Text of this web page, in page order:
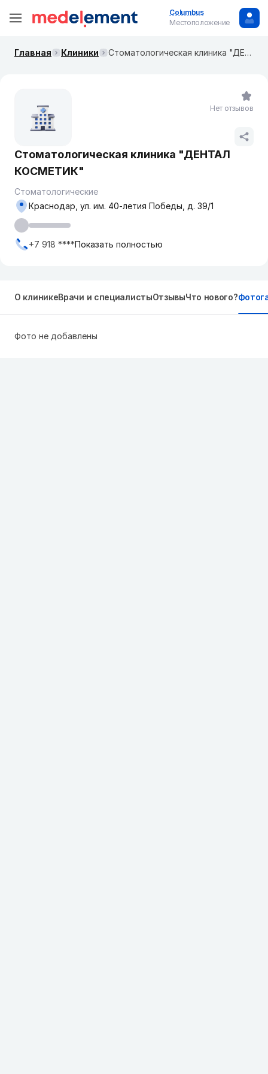
Columbus
Местоположение
Главная Клиники ​Стоматологическая клиника "ДЕНТАЛ КОСМЕТИК"
​Стоматологическая клиника "ДЕНТАЛ
КОСМЕТИК"
Стоматологические
Краснодар, ул. им. 40-летия Победы, д. 39/1
+7 918 ****Показать полностью
Нет отзывов
О клиникеВрачи и специалистыОтзывыЧто нового?
Фото не добавлены